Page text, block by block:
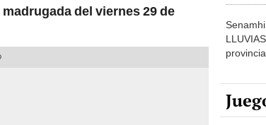
madrugada del viernes 29 de